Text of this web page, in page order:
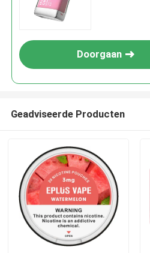
Doorgaan
Geadviseerde Producten